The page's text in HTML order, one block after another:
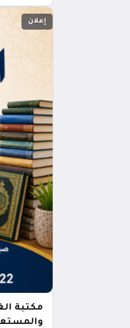
إعلان
مكتبة